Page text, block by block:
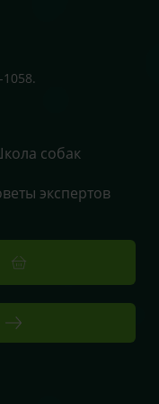
собак
экспертов